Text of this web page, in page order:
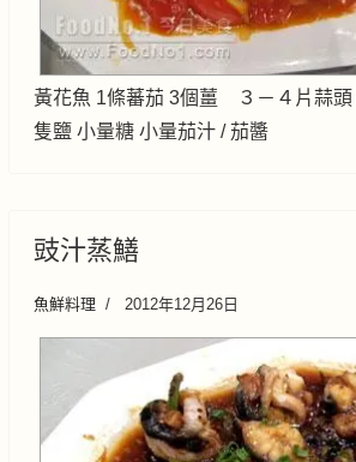
黃花魚 1條蕃茄 3個薑 ３－４片蒜頭
隻鹽 小量糖 小量茄汁 / 茄醬
豉汁蒸鱔
魚鮮料理 2012年12月26日